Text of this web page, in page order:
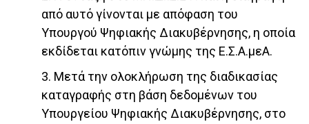
από αυτό γίνονται με απόφαση του
Υπουργού Ψηφιακής Διακυβέρνησης, η οποία
εκδίδεται κατόπιν γνώμης της Ε.Σ.Α.μεΑ.
3. Μετά την ολοκλήρωση της διαδικασίας
καταγραφής στη βάση δεδομένων του
Υπουργείου Ψηφιακής Διακυβέρνησης, στο